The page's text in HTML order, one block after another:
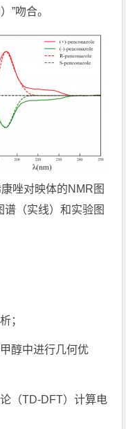
”吻合。
唑对映体的NMR图
（实线）和实验图
；
醇中进行几何优
（TD-DFT）计算电